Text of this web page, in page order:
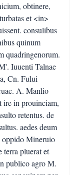
obtinere,
et <in>
consulibus
quinum
quadringenorum.
Iuuenti Talnae
Cn. Fului
A. Manlio
ire in prouinciam,
retentus. de
aedes deum
oppido Mineruio
terra pluerat et
publico agro M.